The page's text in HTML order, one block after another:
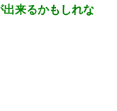
来るかもしれな